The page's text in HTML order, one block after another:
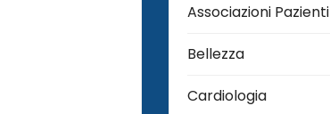
Associazioni Pazienti
Bellezza
Cardiologia